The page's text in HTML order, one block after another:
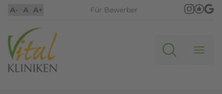
Für Bewerber
A- A A+